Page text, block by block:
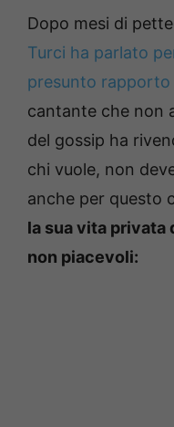
Dopo mesi di
Turci ha parlato
presunto rapporto
cantante che non
del gossip ha
chi vuole, non
anche per questo
la sua vita privata
non piacevoli: